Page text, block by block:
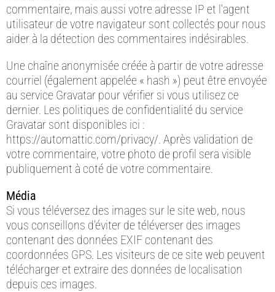
commentaire, mais aussi votre adresse IP et l’agent
utilisateur de votre navigateur sont collectés pour nous
aider à la détection des commentaires indésirables.
Une chaîne anonymisée créée à partir de votre adresse
courriel (également appelée « hash ») peut être envoyée
au service Gravatar pour vérifier si vous utilisez ce
dernier. Les politiques de confidentialité du service
Gravatar sont disponibles ici :
https://automattic.com/privacy/. Après validation de
votre commentaire, votre photo de profil sera visible
publiquement à coté de votre commentaire.
Média
Si vous téléversez des images sur le site web, nous
vous conseillons d’éviter de téléverser des images
contenant des données EXIF contenant des
coordonnées GPS. Les visiteurs de ce site web peuvent
télécharger et extraire des données de localisation
depuis ces images.